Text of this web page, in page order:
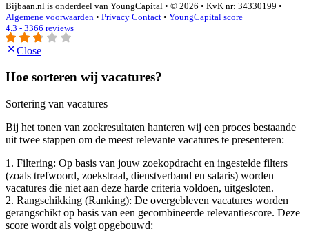
Bijbaan.nl is onderdeel van YoungCapital • © 2026 • KvK nr: 34330199 •
Algemene voorwaarden • Privacy Contact • YoungCapital score
4.3 - 3366 reviews
Close
Hoe sorteren wij vacatures?
Sortering van vacatures
Bij het tonen van zoekresultaten hanteren wij een proces bestaande
uit twee stappen om de meest relevante vacatures te presenteren:
1. Filtering: Op basis van jouw zoekopdracht en ingestelde filters
(zoals trefwoord, zoekstraal, dienstverband en salaris) worden
vacatures die niet aan deze harde criteria voldoen, uitgesloten.
2. Rangschikking (Ranking): De overgebleven vacatures worden
gerangschikt op basis van een gecombineerde relevantiescore. Deze
score wordt als volgt opgebouwd: